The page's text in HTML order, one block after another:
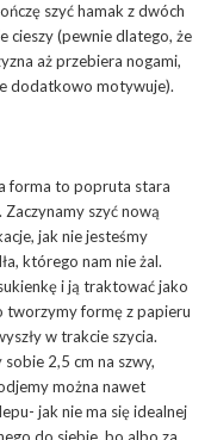
szyć hamak z dwóch
cieszy (pewnie dlatego, że
aż przebiera nogami,
dodatkowo motywuje).
forma to popruta stara
szyć nową
jak nie jesteśmy
którego nam nie żal.
i ją traktować jako
tworzymy formę z papieru
w trakcie szycia.
2,5 cm na szwy,
można nawet
jak nie ma się idealnej